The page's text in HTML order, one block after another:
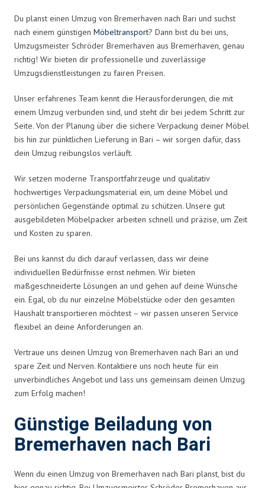
Du planst einen Umzug von Bremerhaven nach Bari und suchst
nach einem günstigen Möbeltransport? Dann bist du bei uns,
Umzugsmeister Schröder Bremerhaven aus Bremerhaven, genau
richtig! Wir bieten dir professionelle und zuverlässige
Umzugsdienstleistungen zu fairen Preisen.
Unser erfahrenes Team kennt die Herausforderungen, die mit
einem Umzug verbunden sind, und steht dir bei jedem Schritt zur
Seite. Von der Planung über die sichere Verpackung deiner Möbel
bis hin zur pünktlichen Lieferung in Bari – wir sorgen dafür, dass
dein Umzug reibungslos verläuft.
Wir setzen moderne Transportfahrzeuge und qualitativ
hochwertiges Verpackungsmaterial ein, um deine Möbel und
persönlichen Gegenstände optimal zu schützen. Unsere gut
ausgebildeten Möbelpacker arbeiten schnell und präzise, um Zeit
und Kosten zu sparen.
Bei uns kannst du dich darauf verlassen, dass wir deine
individuellen Bedürfnisse ernst nehmen. Wir bieten
maßgeschneiderte Lösungen an und gehen auf deine Wünsche
ein. Egal, ob du nur einzelne Möbelstücke oder den gesamten
Haushalt transportieren möchtest – wir passen unseren Service
flexibel an deine Anforderungen an.
Vertraue uns deinen Umzug von Bremerhaven nach Bari an und
spare Zeit und Nerven. Kontaktiere uns noch heute für ein
unverbindliches Angebot und lass uns gemeinsam deinen Umzug
zum Erfolg machen!
Günstige Beiladung von
Bremerhaven nach Bari
Wenn du einen Umzug von Bremerhaven nach Bari planst, bist du